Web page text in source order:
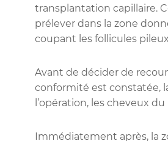
transplantation capillaire.
prélever dans la zone
coupant les follicules
Avant de décider de
conformité est constatée,
l’opération, les cheveux
Immédiatement après, la